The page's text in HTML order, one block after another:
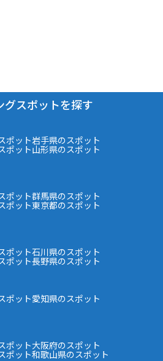
スポットを探す
ポット岩手県のスポット
ポット山形県のスポット
ポット群馬県のスポット
ポット東京都のスポット
ポット石川県のスポット
ポット長野県のスポット
ポット愛知県のスポット
ポット大阪府のスポット
ポット和歌山県のスポット